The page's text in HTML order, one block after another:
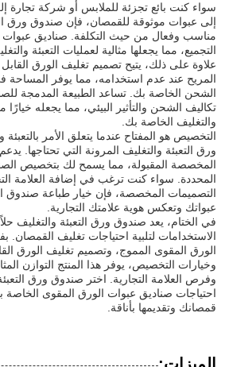
سواء كنت بائع تجزئة للملابس أو شركة تجارة
إلى عبوات موثوقة للقمصان، فإن صندوق ورق
مناسب وفعال من حيث التكلفة. صناديق عبوات
التجميع، مما يجعلها مثالية لعمليات التعبئة
علاوة على ذلك، يتيح تصميم تغليف الورق
المريح عند عدم استخدامه، مما يوفر المساحة
الشحن الخاصة بك. تساعد الطبيعة المدمجة
تكاليف الشحن والتأثير البيئي، مما يجعله خيارًا
والتغليف الخاصة بك.
التخصيص هو المفتاح عندما يتعلق الأمر
ورق التعبئة والتغليف المرونة التي تحتاجها.
المخصصة المقبولة، مما يسمح لك بتخصيص
المحددة. سواء كنت ترغب في إضافة العلامة
التصميمات المخصصة، فإن خيار طباعة صندوق
عبواتك وتعكس هوية علامتك التجارية.
في الختام، يعد صندوق ورق التعبئة والتغليف
الاستخدامات لتلبية احتياجات تغليف القمصان.
الورق المقوى المموج، وتصميم تغليف الورق
وخيارات التخصيص، يوفر هذا المنتج التوازن
وفرص العلامة التجارية. اختر صندوق ورق التعبئة
احتياجات صناديق عبوات الورق المقوى الخاصة
قمصانك وتقديمها بأناقة.